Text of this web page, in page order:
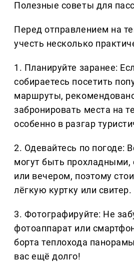
Полезные советы для
Перед отправлением на
учесть несколько
1. Планируйте заранее:
собираетесь посетить
маршруты,
забронировать места на
особенно в разгар
2. Одевайтесь по погоде:
могут быть прохладными,
или вечером, поэтому
лёгкую куртку или свитер.
3. Фотографируйте: Не
фотоаппарат или
борта теплохода
вас ещё долго!